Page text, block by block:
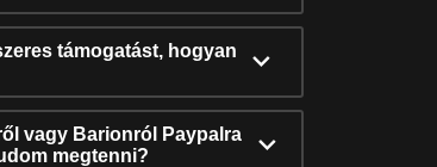
támogatást, hogyan
vagy Barionról Paypalra
megtenni?